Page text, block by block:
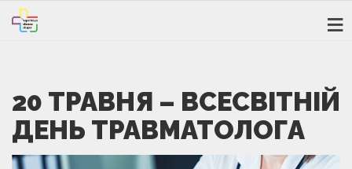
20 ТРАВНЯ – ВСЕСВІТНІЙ
ДЕНЬ ТРАВМАТОЛОГА